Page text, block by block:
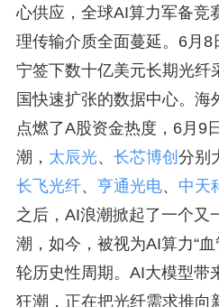
心供应，全球AI算力军备竞
理传输介质全面蔓延。6月8
宁签下数十亿美元长期光纤
国快速扩张的数据中心。海
点燃了A股资金热度，6月9
潮， 太辰光、 长芯博创 分别
长飞光纤、 亨通光电、 中天
之后，AI浪潮掀起了一个又
潮，如今，被视为AI算力“
轮历史性周期。AI大模型带
狂潮，正在把光纤需求推向